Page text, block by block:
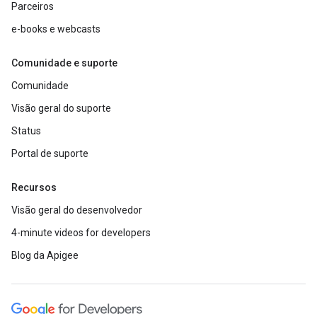
Parceiros
e-books e webcasts
Comunidade e suporte
Comunidade
Visão geral do suporte
Status
Portal de suporte
Recursos
Visão geral do desenvolvedor
4-minute videos for developers
Blog da Apigee